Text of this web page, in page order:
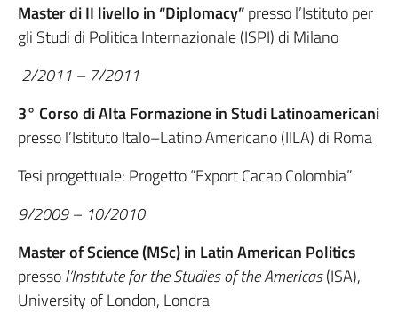
Master di II livello in “Diplomacy”presso l’Istituto per
gli Studi di Politica Internazionale (ISPI) di Milano
2/2011 – 7/2011
3° Corso di Alta Formazione in Studi Latinoamericani
presso l’Istituto Italo–Latino Americano (IILA) di Roma
Tesi progettuale: Progetto “Export Cacao Colombia”
9/2009 – 10/2010
Master of Science (MSc) in Latin American Politics
pressol’Institute for the Studies of the Americas(ISA),
University of London, Londra